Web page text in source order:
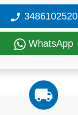
3486102520
WhatsApp